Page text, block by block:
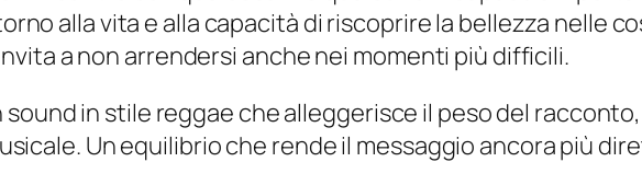
alla vita e alla capacità di riscoprire la bellezza nelle
a non arrendersi anche nei momenti più difficili.
sound in stile reggae che alleggerisce il peso del
Un equilibrio che rende il messaggio ancora più